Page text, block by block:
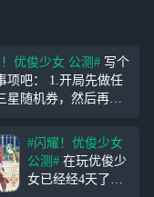
优俊少女 公测#
项吧： 1.开局先做任
星随机券，然后再换
主线里的耐麦昆还可
续可以换到三破初期
星随机券任务夹5个娃
个可
#闪耀！优俊少女
公测# 在玩优俊少
女已经经4天了，